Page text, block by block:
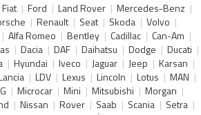
Fiat Ford Land Rover
Mercedes-Benz
Renault Seat Skoda
Volvo
Alfa Romeo Bentley Cadillac
Can-Am
Dacia DAF Daihatsu Dodge
Ducati
Hyundai Iveco Jaguar Jeep
Karsan
LDV Lexus Lincoln Lotus
MAN
Microcar Mini Mitsubishi
Morgan
Nissan Rover Saab Scania
Setra